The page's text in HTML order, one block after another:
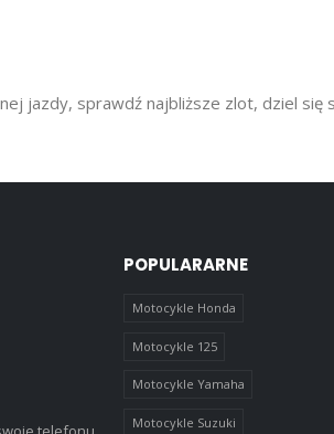
jazdy, sprawdź najbliższe zlot, dziel
POPULARARNE
Motocykle Honda
Motocykle 125
Motocykle Yamaha
Motocykle Suzuki